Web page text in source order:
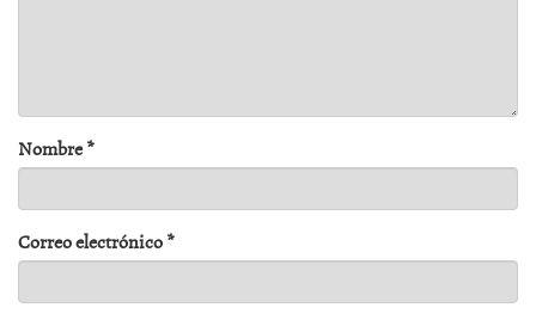
Nombre*
Correo electrónico*